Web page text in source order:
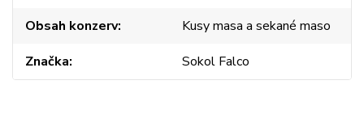
Obsah konzerv
Kusy masa a sekané maso
Značka
Sokol Falco